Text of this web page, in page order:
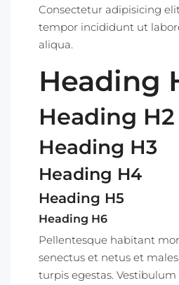
Consectetur adipisicing
tempor incididunt ut
aliqua.
Heading
Heading H2
Heading H3
Heading H4
Heading H5
Heading H6
Pellentesque habitant
senectus et netus et
turpis egestas.